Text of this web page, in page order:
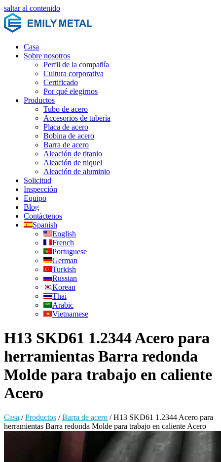
saltar al contenido
Casa
Sobre nosotros
Perfil de la compañía
Cultura corporativa
Certificado
Por qué elegirnos
Productos
Tubo de acero
Accesorios de tuberia
Placa de acero
Bobina de acero
Barra de acero
Aleación de titanio
Aleación de niquel
Aleación de aluminio
Solicitud
Inspección
Equipo
Blog
Contáctenos
Spanish
English
French
Portuguese
German
Turkish
Russian
Korean
Thai
Arabic
Vietnamese
H13 SKD61 1.2344 Acero para
herramientas Barra redonda
Molde para trabajo en caliente
Acero
Casa /Productos /Barra de acero /H13 SKD61 1.2344 Acero para
herramientas Barra redonda Molde para trabajo en caliente Acero